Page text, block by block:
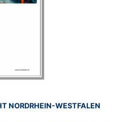
NORDRHEIN-WESTFALEN